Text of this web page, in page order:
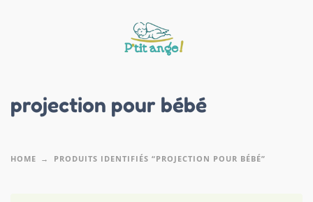
projection pour bébé
HOME PRODUITS IDENTIFIÉS “PROJECTION POUR BÉBÉ”